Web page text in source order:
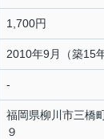
1,700円
2010年9月（築15年
-
福岡県柳川市三橋
９